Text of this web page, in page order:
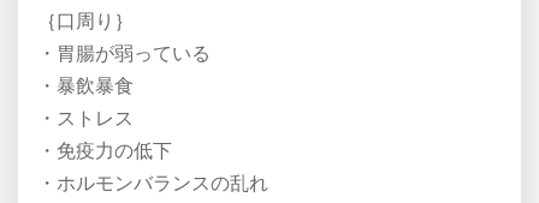
｛口周り｝
・胃腸が弱っている
・暴飲暴食
・ストレス
・免疫力の低下
・ホルモンバランスの乱れ